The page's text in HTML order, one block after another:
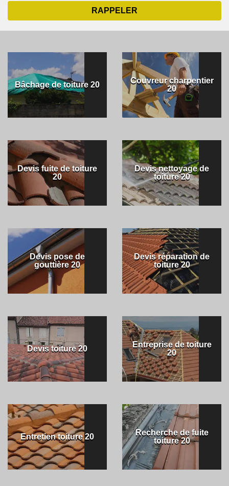
Bâchage de toiture 20
Couvreur charpentier
20
Devis fuite de toiture
20
Devis nettoyage de
toiture 20
Devis pose de
gouttière 20
Devis réparation de
toiture 20
Devis toiture 20
Entreprise de toiture
20
Entretien toiture 20
Recherche de fuite
toiture 20